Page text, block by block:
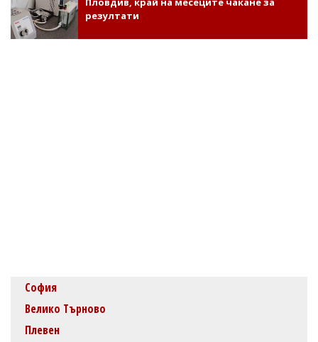
резултати
София
Велико Търново
Плевен